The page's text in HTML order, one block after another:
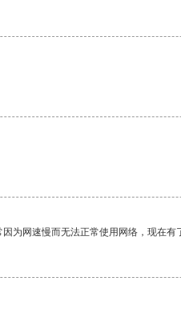
为网速慢而无法正常使用网络，现在有